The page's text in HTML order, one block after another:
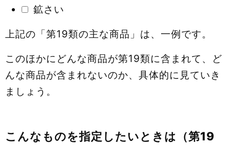
鉱さい
上記の「第19類の主な商品」は、一例です。
このほかにどんな商品が第19類に含まれて、ど
んな商品が含まれないのか、具体的に見ていき
ましょう。
こんなものを指定したいときは（第19